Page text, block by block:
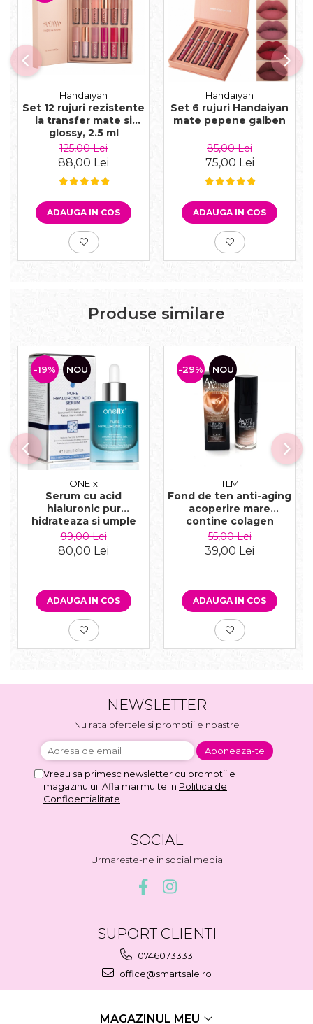
Handaiyan
Set 12 rujuri rezistente
la transfer mate si
glossy, 2.5 ml
125,00 Lei
88,00 Lei
ADAUGA IN COS
Handaiyan
Set 6 rujuri Handaiyan
mate pepene galben
85,00 Lei
75,00 Lei
ADAUGA IN COS
Produse similare
-19% NOU
ONE1x
Serum cu acid
hialuronic pur
hidrateaza si umple
ridurile, 30 ml
99,00 Lei
80,00 Lei
ADAUGA IN COS
-29% NOU
TLM
Fond de ten anti-aging
acoperire mare
contine colagen
SPF30, 30 g
55,00 Lei
39,00 Lei
ADAUGA IN COS
NEWSLETTER
Nu rata ofertele si promotiile noastre
Vreau sa primesc newsletter cu promotiile
magazinului. Afla mai multe in Politica de
Confidentialitate
SOCIAL
Urmareste-ne in social media
SUPORT CLIENTI
0746073333
office@smartsale.ro
MAGAZINUL MEU